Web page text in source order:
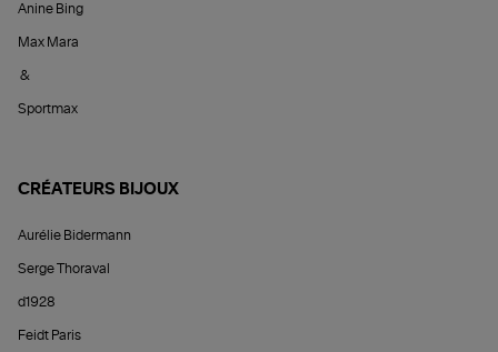
Anine Bing
Max Mara
&
Sportmax
CRÉATEURS BIJOUX
Aurélie Bidermann
Serge Thoraval
d1928
Feidt Paris